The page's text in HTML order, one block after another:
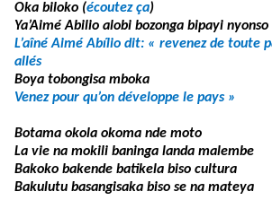
Oka biloko (écoutez ça)
Ya’Aimé Abilio alobi bozonga bipayi
L’aîné Aimé Abílio dit: « revenez de toute
allés
Boya tobongisa mboka
Venez pour qu’on développe le pays »
Botama okola okoma nde moto
La vie na mokili baninga landa malembe
Bakoko bakende batikela biso cultura
Bakulutu basangisaka biso se na mateya